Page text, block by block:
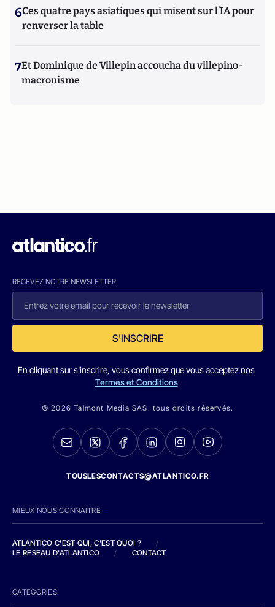
6Ces quatre pays asiatiques qui misent sur l’IA pour
renverser la table
7Et Dominique de Villepin accoucha du villepino-
macronisme
RECEVEZ NOTRE NEWSLETTER
S'INSCRIRE
En cliquant sur s'inscrire, vous confirmez que vous acceptez nos
Termes et Conditions
© 2026 Talmont Media SAS. tous droits réservés.
TOUSLESCONTACTS@ATLANTICO.FR
MIEUX NOUS CONNAITRE
ATLANTICO C'EST QUI, C'EST QUOI ?
/
LE RESEAU D'ATLANTICO
/ CONTACT
CATEGORIES